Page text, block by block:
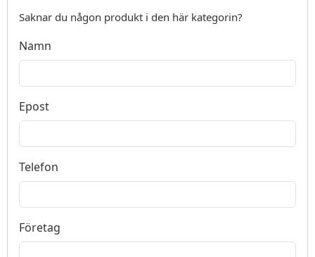
Saknar du någon produkt i den här kategorin?
Namn
Epost
Telefon
Företag